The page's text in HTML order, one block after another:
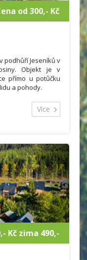
od 300,- Kč
podhůří Jeseníků v
Objekt je v
přímo u potůčku
a pohody.
prostředí.
Více
Kč zima 490,-